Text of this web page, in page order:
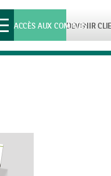
Toggle
navigationDEVENIR
ACCÈS AUX COMPTES